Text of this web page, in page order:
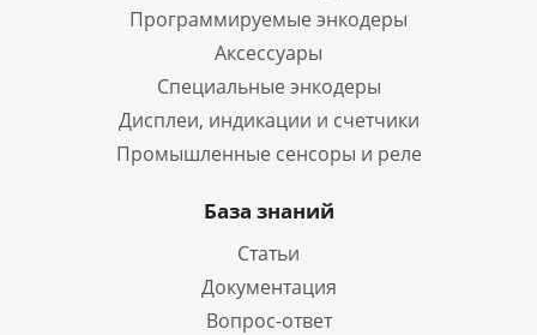
Программируемые энкодеры
Аксессуары
Специальные энкодеры
Дисплеи, индикации и счетчики
Промышленные сенсоры и реле
База знаний
Статьи
Документация
Вопрос-ответ